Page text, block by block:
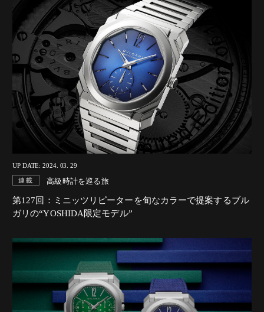
UP DATE: 2024. 03. 29
連載 高級時計を巡る旅
第127回：ミニッツリピーターを旬なカラーで提案するブル
ガリの“YOSHIDA限定モデル”